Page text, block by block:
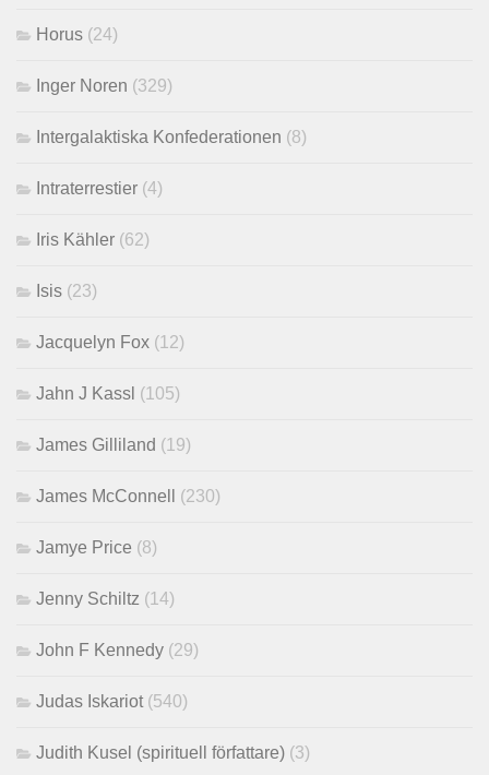
Horus (24)
Inger Noren (329)
Intergalaktiska Konfederationen (8)
Intraterrestier (4)
Iris Kähler (62)
Isis (23)
Jacquelyn Fox (12)
Jahn J Kassl (105)
James Gilliland (19)
James McConnell (230)
Jamye Price (8)
Jenny Schiltz (14)
John F Kennedy (29)
Judas Iskariot (540)
Judith Kusel (spirituell författare) (3)